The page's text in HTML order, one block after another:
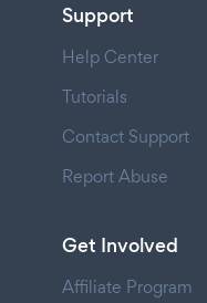
Support
Help Center
Tutorials
Contact Support
Report Abuse
Get Involved
Affiliate Program